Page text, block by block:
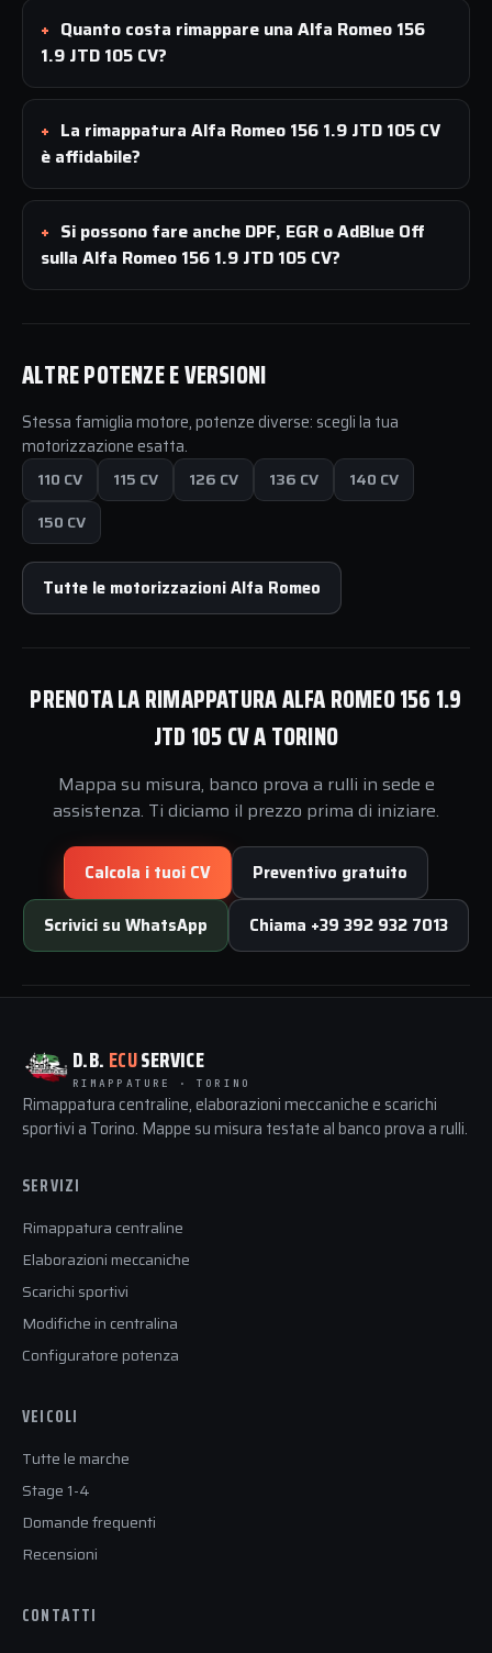
Quanto costa rimappare una Alfa Romeo 156
1.9 JTD 105 CV?
La rimappatura Alfa Romeo 156 1.9 JTD 105 CV
è affidabile?
Si possono fare anche DPF, EGR o AdBlue Off
sulla Alfa Romeo 156 1.9 JTD 105 CV?
ALTRE POTENZE E VERSIONI
Stessa famiglia motore, potenze diverse: scegli la tua
motorizzazione esatta.
110 CV
115 CV 126 CV 136 CV
140 CV
150 CV
Tutte le motorizzazioni Alfa Romeo
PRENOTA LA RIMAPPATURA ALFA ROMEO 156 1.9
JTD 105 CV A TORINO
Mappa su misura, banco prova a rulli in sede e
assistenza. Ti diciamo il prezzo prima di iniziare.
Calcola i tuoi CV Preventivo gratuito
Scrivici su WhatsApp Chiama +39 392 932 7013
D.B. ECUSERVICE
RIMAPPATURE · TORINO
Rimappatura centraline, elaborazioni meccaniche e scarichi
sportivi a Torino. Mappe su misura testate al banco prova a rulli.
SERVIZI
Rimappatura centraline
Elaborazioni meccaniche
Scarichi sportivi
Modifiche in centralina
Configuratore potenza
VEICOLI
Tutte le marche
Stage 1-4
Domande frequenti
Recensioni
CONTATTI